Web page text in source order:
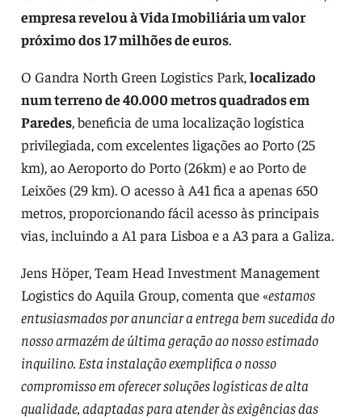
empresa revelou à Vida Imobiliária um valor
próximo dos 17 milhões de euros.
O Gandra North Green Logistics Park,localizado
num terreno de 40.000 metros quadrados em
Paredes, beneficia de uma localização logística
privilegiada, com excelentes ligações ao Porto (25
km), ao Aeroporto do Porto (26km) e ao Porto de
Leixões (29 km). O acesso à A41 fica a apenas 650
metros, proporcionando fácil acesso às principais
vias, incluindo a A1 para Lisboa e a A3 para a Galiza.
Jens Höper, Team Head Investment Management
Logistics do Aquila Group, comenta que «estamos
entusiasmados por anunciar a entrega bem sucedida do
nosso armazém de última geração ao nosso estimado
inquilino. Esta instalação exemplifica o nosso
compromisso em oferecer soluções logísticas de alta
qualidade, adaptadas para atender às exigências das